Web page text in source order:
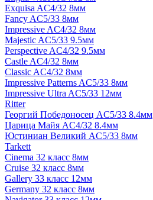
Exquisa AC4/32 8мм
Fancy AC5/33 8мм
Impressive AC4/32 8мм
Majestic AC5/33 9.5мм
Perspective AC4/32 9.5мм
Castle AC4/32 8мм
Classic AC4/32 8мм
Impressive Patterns AC5/33 8мм
Impressive Ultra AC5/33 12мм
Ritter
Георгий Победоносец AC5/33 8.4мм
Царица Майя AC4/32 8.4мм
Юстиниан Великий AC5/33 8мм
Tarkett
Cinema 32 класс 8мм
Cruise 32 класс 8мм
Gallery 33 класс 12мм
Germany 32 класс 8мм